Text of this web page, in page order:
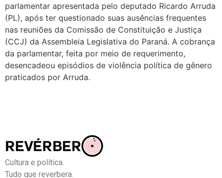
parlamentar apresentada pelo deputado Ricardo Arruda
(PL), após ter questionado suas ausências frequentes
nas reuniões da Comissão de Constituição e Justiça
(CCJ) da Assembleia Legislativa do Paraná. A cobrança
da parlamentar, feita por meio de requerimento,
desencadeou episódios de violência política de gênero
praticados por Arruda.
Cultura e política.
Tudo que reverbera.